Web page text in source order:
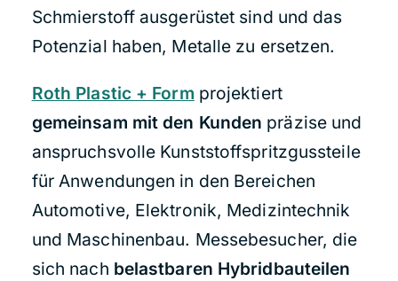
Schmierstoff ausgerüstet sind und das
Potenzial haben, Metalle zu ersetzen.
Roth Plastic + Form projektiert
gemeinsam mit den Kunden präzise und
anspruchsvolle Kunststoffspritzgussteile
für Anwendungen in den Bereichen
Automotive, Elektronik, Medizintechnik
und Maschinenbau. Messebesucher, die
sich nach belastbaren Hybridbauteilen